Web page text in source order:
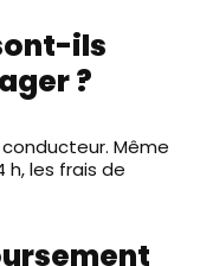
ils
?
Même
les frais de